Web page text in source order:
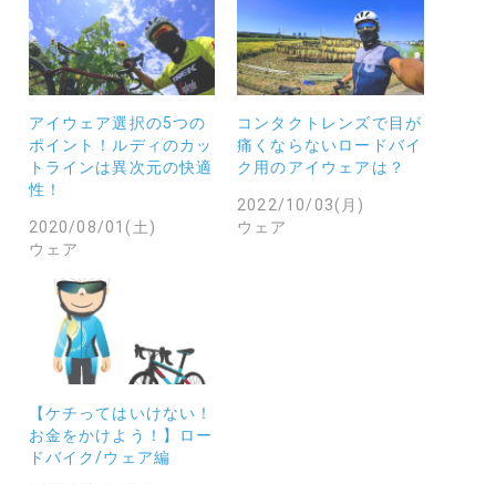
アイウェア選択の5つの
ポイント！ルディのカッ
トラインは異次元の快適
性！
2020/08/01(土)
ウェア
コンタクトレンズで目が
痛くならないロードバイ
ク用のアイウェアは？
2022/10/03(月)
ウェア
【ケチってはいけない！
お金をかけよう！】ロー
ドバイク/ウェア編